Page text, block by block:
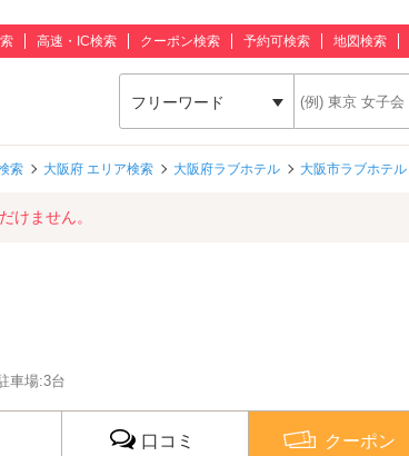
高速・IC検索 クーポン検索 予約可検索 地図検索
フリーワード
索 大阪府 エリア検索 大阪府ラブホテル 大阪市ラブホテル
けません。
車場:3台
口コミ クーポン